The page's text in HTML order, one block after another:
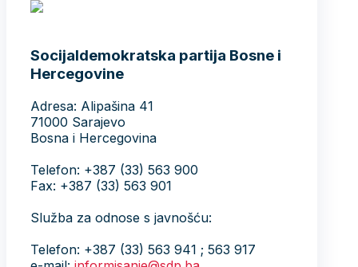
Socijaldemokratska partija Bosne i
Hercegovine
Adresa: Alipašina 41
71000 Sarajevo
Bosna i Hercegovina
Telefon: +387 (33) 563 900
Fax: +387 (33) 563 901
Služba za odnose s javnošću:
Telefon: +387 (33) 563 941 ; 563 917